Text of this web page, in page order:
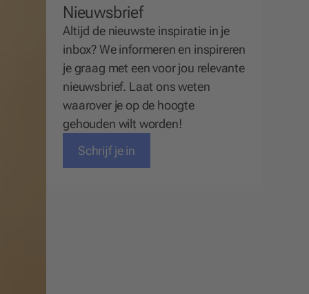
Nieuwsbrief
Altijd de nieuwste inspiratie in je
inbox? Weinformeren en inspireren
je graag met een voor jou relevante
nieuwsbrief. Laat ons weten
waarover je op de hoogte
gehouden wilt worden!
Schrijf je in